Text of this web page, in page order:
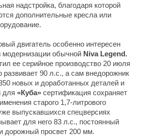
надстройка, благодаря которой
дополнительные кресла или
двигатель особенно интересен
модернизации обычной Niva Legend.
ее серийное производство 20 июля
развивает 90 л.с., а сам внедорожник
новых и доработанных деталей и
для «Куба» сертификация сохраняет
старого 1,7-литрового
выпускавшихся спецверсиях
для него 83 л.с., постоянный
дорожный просвет 200 мм.